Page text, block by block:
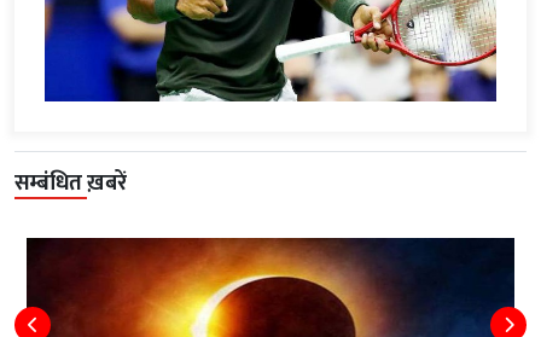
सम्बंधित ख़बरें